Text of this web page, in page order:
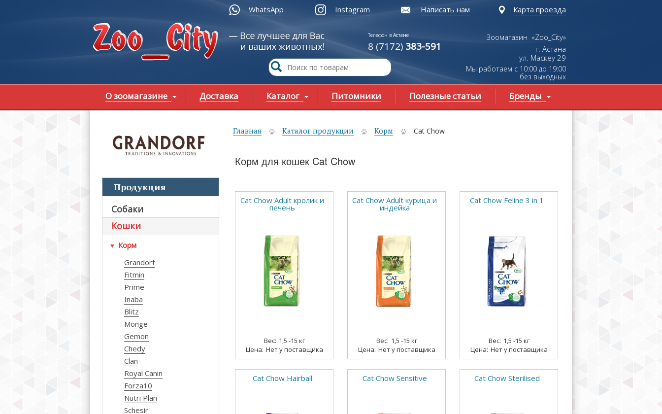
WhatsApp Instagram Написать нам Карта проезда
Телефон в Астане
8 (7172) 383-591
Зоомагазин «Zoo_City»
г. Астана
ул. Маскеу29
Мы работаем с 10:00 до 19:00
без выходных
О зоомагазине Доставка Каталог Питомники Полезные статьи Бренды
Продукция
Собаки
Кошки
Корм
Grandorf
Fitmin
Prime
Inaba
Blitz
Monge
Gemon
Chedy
Clan
Royal Canin
Forza10
Nutri Plan
Schesir
Главная Каталог продукции Корм Cat Chow
Корм для кошек Cat Chow
Cat Chow Adult кролик и
печень
1,5 -15 кг
Нет у поставщика
Cat Chow Adult курица и
индейка
1,5 -15 кг
Нет у поставщика
Cat Chow Feline 3 in 1
1,5 -15 кг
Нет у поставщика
Cat Chow Hairball Cat Chow Sensitive Cat Chow Sterilised